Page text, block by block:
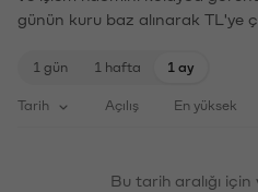
günün kuru baz alınarak TL'ye
1 gün 1 hafta 1 ay
Tarih Açılış En yüksek
Bu tarih aralığı için